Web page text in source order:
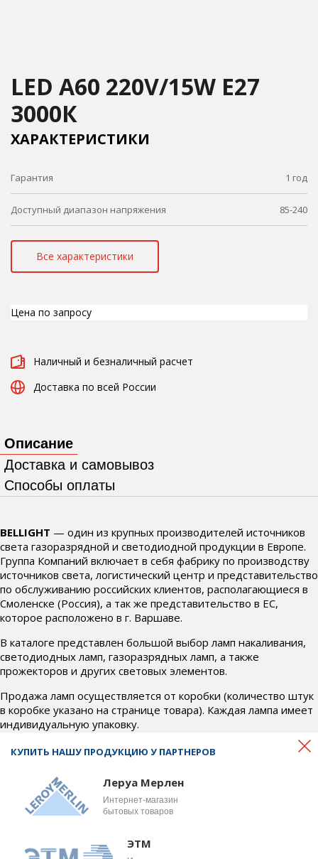
LED A60 220V/15W E27
3000К
ХАРАКТЕРИСТИКИ
Гарантия 1 год
Доступный диапазон напряжения 85-240
Все характеристики
Цена по запросу
Наличный и безналичный расчет
Доставка по всей России
Описание
Доставка и самовывоз
Способы оплаты
BELLIGHT — один из крупных производителей источников
света газоразрядной и светодиодной продукции в Европе.
Группа Компаний включает в себя фабрику по производству
источников света, логистический центр и представительство
по обслуживанию российских клиентов, располагающиеся в
Смоленске (Россия), а так же представительство в ЕС,
которое расположено в г. Варшаве.
В каталоге представлен большой выбор ламп накаливания,
светодиодных ламп, газоразрядных ламп, а также
прожекторов и других световых элементов.
Продажа ламп осуществляется от коробки (количество штук
в коробке указано на странице товара). Каждая лампа имеет
индивидуальную упаковку.
Если у Вас возникли вопросы по товару, условиям доставки и
или почтеoffice@bel-svet.ru. Наши менеджеры ответят на
все интересующие вопросы и подберут для вас
оптимальные условия.
КУПИТЬ НАШУ ПРОДУКЦИЮ У ПАРТНЕРОВ
Леруа Мерлен
Интернет-магазин
бытовых товаров
ЭТМ